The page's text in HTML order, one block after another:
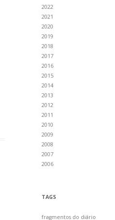
2022
2021
2020
2019
2018
2017
2016
2015
2014
2013
2012
2011
2010
2009
2008
2007
2006
TAGS
fragmentos do diário